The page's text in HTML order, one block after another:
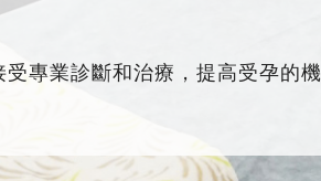
專業診斷和治療，提高受孕的機